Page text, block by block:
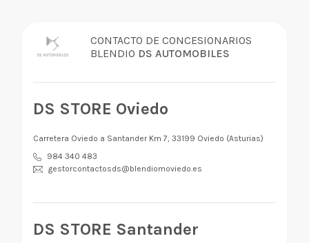
CONTACTO DE CONCESIONARIOS
BLENDIO DS AUTOMOBILES
DS STORE Oviedo
Carretera Oviedo a Santander Km 7, 33199 Oviedo (Asturias)
984 340 483
gestorcontactosds@blendiomoviedo.es
DS STORE Santander